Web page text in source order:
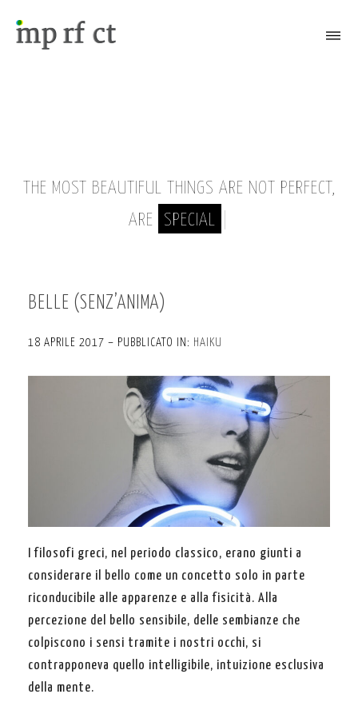
Attiva/Disattiva il menù
THE MOST BEAUTIFUL THINGS ARE NOT PERFECT,
ARE
SPECIAL
BELLE (SENZ’ANIMA)
18 APRILE 2017 – PUBBLICATO IN: HAIKU
I filosofi greci, nel periodo classico, erano giunti a
considerare il bello come un concetto solo in parte
riconducibile alle apparenze e alla fisicità. Alla
percezione del bello sensibile, delle sembianze che
colpiscono i sensi tramite i nostri occhi, si
contrapponeva quello intelligibile, intuizione esclusiva
della mente.